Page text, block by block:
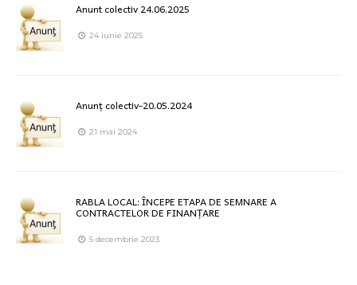
Anunt colectiv 24.06.2025
24 iunie 2025
Anunț colectiv-20.05.2024
21 mai 2024
RABLA LOCAL: ÎNCEPE ETAPA DE SEMNARE A
CONTRACTELOR DE FINANȚARE
5 decembrie 2023